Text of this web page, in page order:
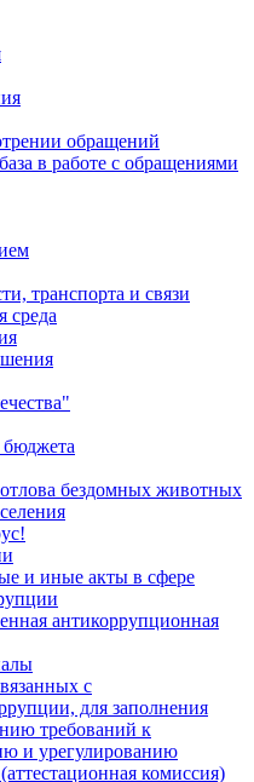
обращений
в работе с обращениями
транспорта и связи
среда
бездомных животных
и иные акты в сфере
антикоррупционная
с
для заполнения
требований к
и урегулированию
комиссия)